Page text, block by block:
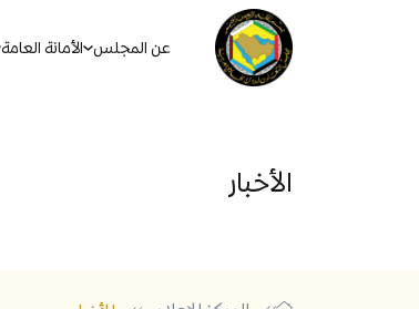
عن المجلس الأمانة العامة
الأخبار